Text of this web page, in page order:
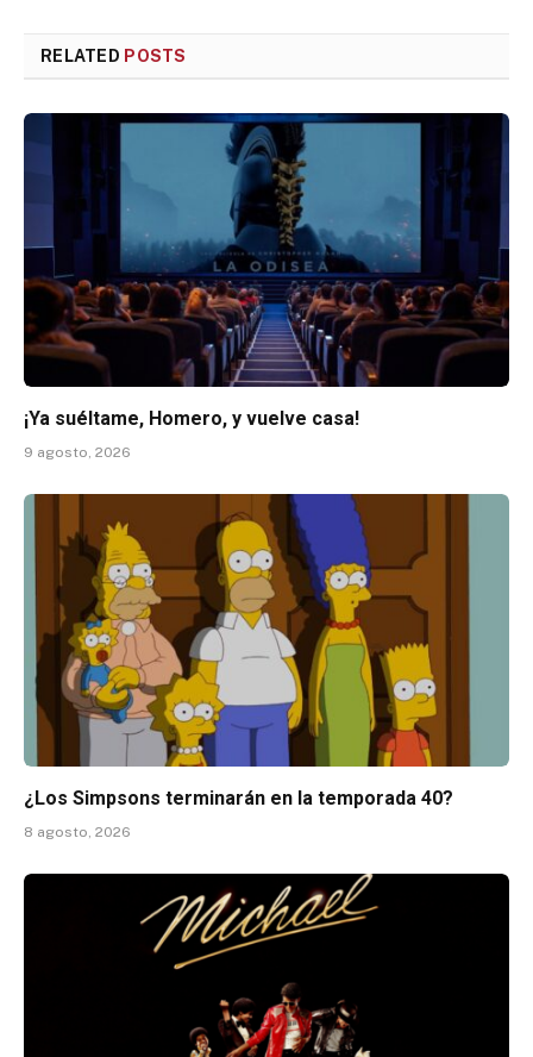
RELATED POSTS
¡Ya suéltame, Homero, y vuelve casa!
9 agosto, 2026
¿Los Simpsons terminarán en la temporada 40?
8 agosto, 2026